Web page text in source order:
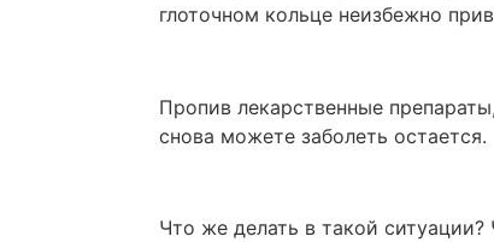
глоточном кольце неизбежно
Пропив лекарственные
снова можете заболеть остается.
Что же делать в такой